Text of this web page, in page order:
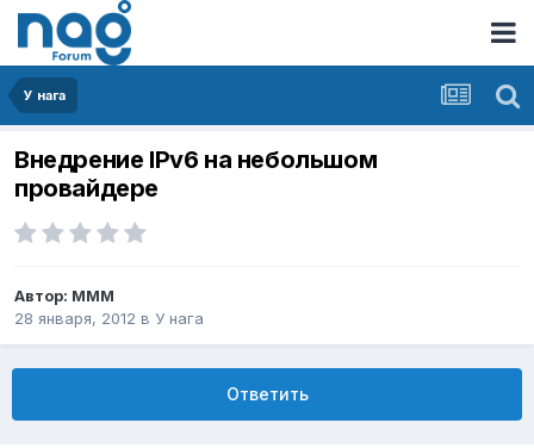
У нага
Внедрение IPv6 на небольшом
провайдере
Автор: MMM
28 января, 2012 в У нага
Ответить